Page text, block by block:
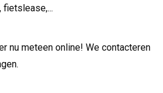
nu meteen online! We contacteren